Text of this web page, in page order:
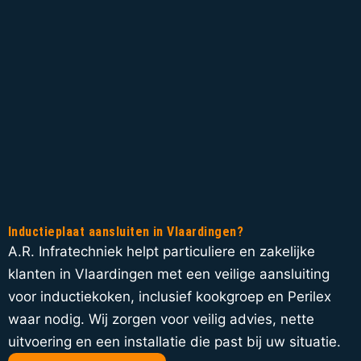
Inductieplaat aansluiten in Vlaardingen?
A.R. Infratechniek helpt particuliere en zakelijke
klanten in Vlaardingen met een veilige aansluiting
voor inductiekoken, inclusief kookgroep en Perilex
waar nodig. Wij zorgen voor veilig advies, nette
uitvoering en een installatie die past bij uw situatie.